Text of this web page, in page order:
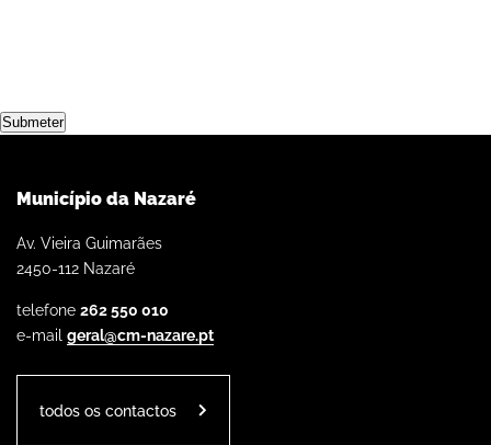
Submeter
Município da Nazaré
Av. Vieira Guimarães
2450-112 Nazaré
telefone 262 550 010
e-mail geral@cm-nazare.pt
todos os contactos